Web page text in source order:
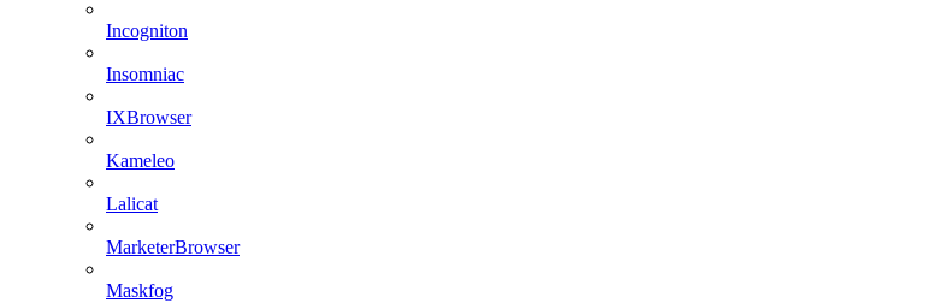
Incogniton
Insomniac
IXBrowser
Kameleo
Lalicat
MarketerBrowser
Maskfog